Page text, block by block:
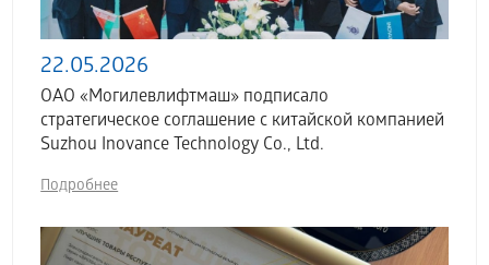
22.05.2026
ОАО «Могилевлифтмаш» подписало
стратегическое соглашение с китайской компанией
Suzhou Inovance Technology Co., Ltd.
Подробнее